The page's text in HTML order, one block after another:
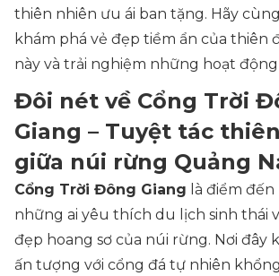
thiên nhiên ưu ái ban tặng. Hãy
khám phá vẻ đẹp tiềm ẩn của thiên
này và trải nghiệm những hoạt
Đôi nét về Cổng Trời
Giang – Tuyệt tác
giữa núi rừng Quảng
Cổng Trời Đông Giang là điểm
những ai yêu thích du lịch sinh thái
đẹp hoang sơ của núi rừng. Nơi đây
ấn tượng với cổng đá tự nhiên